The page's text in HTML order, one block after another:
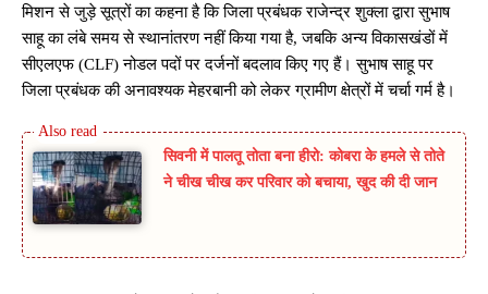
मिशन से जुड़े सूत्रों का कहना है कि जिला प्रबंधक राजेन्द्र शुक्ला द्वारा सुभाष
साहू का लंबे समय से स्थानांतरण नहीं किया गया है, जबकि अन्य विकासखंडों में
सीएलएफ (CLF) नोडल पदों पर दर्जनों बदलाव किए गए हैं। सुभाष साहू पर
जिला प्रबंधक की अनावश्यक मेहरबानी को लेकर ग्रामीण क्षेत्रों में चर्चा गर्म है।
सिवनी में पालतू तोता बना हीरो: कोबरा के हमले से तोते
ने चीख चीख कर परिवार को बचाया, खुद की दी जान